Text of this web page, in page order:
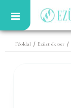
Főoldal / Ezüst ékszer /